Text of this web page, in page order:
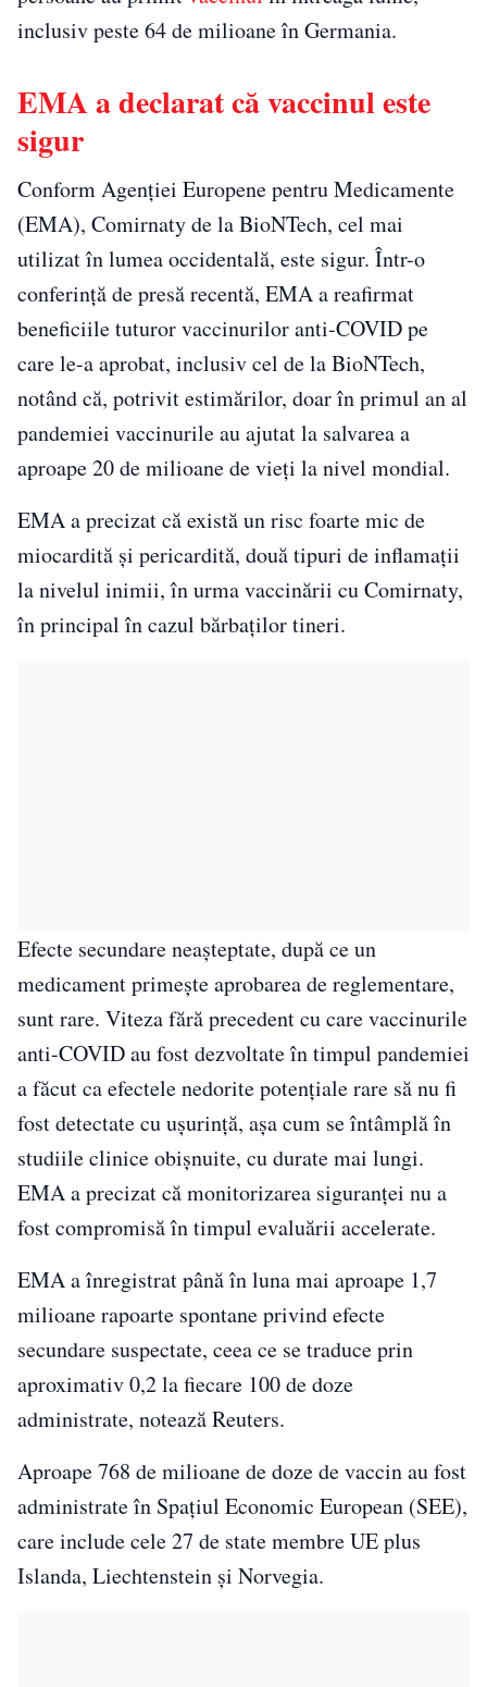
inclusiv peste 64 de milioane în Germania.
EMA a declarat că vaccinul este
sigur
Conform Agenţiei Europene pentru Medicamente
(EMA), Comirnaty de la BioNTech, cel mai
utilizat în lumea occidentală, este sigur. Într-o
conferinţă de presă recentă, EMA a reafirmat
beneficiile tuturor vaccinurilor anti-COVID pe
care le-a aprobat, inclusiv cel de la BioNTech,
notând că, potrivit estimărilor, doar în primul an al
pandemiei vaccinurile au ajutat la salvarea a
aproape 20 de milioane de vieţi la nivel mondial.
EMA a precizat că există un risc foarte mic de
miocardită şi pericardită, două tipuri de inflamaţii
la nivelul inimii, în urma vaccinării cu Comirnaty,
în principal în cazul bărbaţilor tineri.
Efecte secundare neaşteptate, după ce un
medicament primeşte aprobarea de reglementare,
sunt rare. Viteza fără precedent cu care vaccinurile
anti-COVID au fost dezvoltate în timpul pandemiei
a făcut ca efectele nedorite potenţiale rare să nu fi
fost detectate cu uşurinţă, aşa cum se întâmplă în
studiile clinice obişnuite, cu durate mai lungi.
EMA a precizat că monitorizarea siguranţei nu a
fost compromisă în timpul evaluării accelerate.
EMA a înregistrat până în luna mai aproape 1,7
milioane rapoarte spontane privind efecte
secundare suspectate, ceea ce se traduce prin
aproximativ 0,2 la fiecare 100 de doze
administrate, notează Reuters.
Aproape 768 de milioane de doze de vaccin au fost
administrate în Spaţiul Economic European (SEE),
care include cele 27 de state membre UE plus
Islanda, Liechtenstein şi Norvegia.